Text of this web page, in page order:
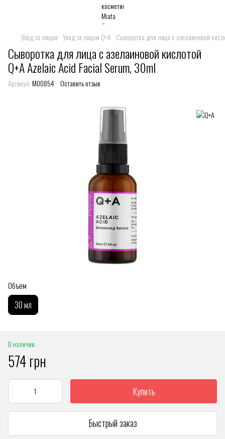
Уход за лицом Уход за лицом Q+A Сыворотка для лица с азелаиновой
Сыворотка для лица с азелаиновой кислотой
Q+A Azelaic Acid Facial Serum, 30ml
Артикул:M00854 Оставить отзыв
Объем
30 мл
В наличии
574 грн
Купить
Быстрый заказ